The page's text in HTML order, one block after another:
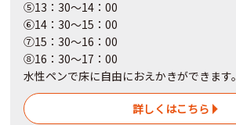
⑤13：30～14：00
⑥14：30～15：00
⑦15：30～16：00
⑧16：30～17：00
水性ペンで床に自由におえかきができます。
詳しくはこちら